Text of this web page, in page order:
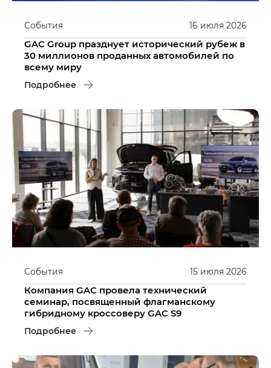
16 июля 2026
События
GAC Group празднует исторический рубеж в
30 миллионов проданных автомобилей по
всему миру
Подробнее
15 июля 2026
События
Компания GAC провела технический
семинар, посвященный флагманскому
гибридному кроссоверу GAC S9
Подробнее